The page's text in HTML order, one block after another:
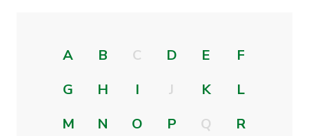
A B C D E
F
G
H I J K
L
M
N O P Q
R